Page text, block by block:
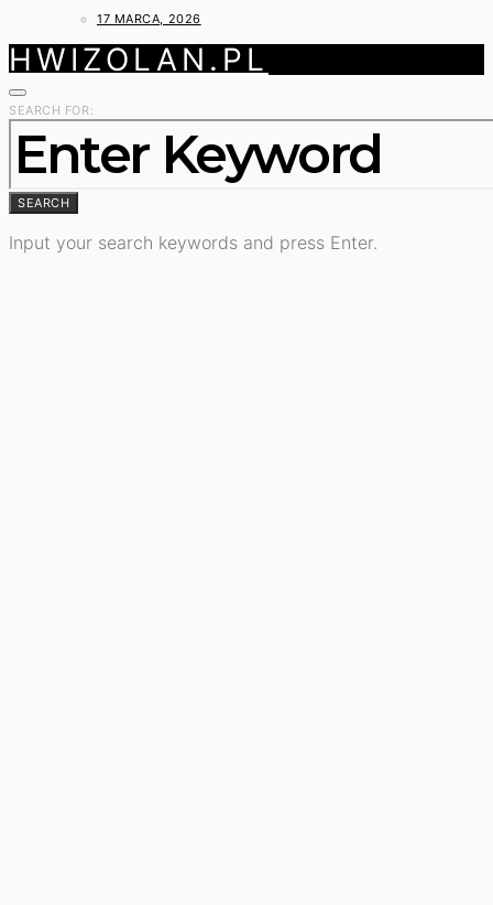
17 MARCA, 2026
HWIZOLAN.PL
SEARCH FOR:
SEARCH
Input your search keywords and press Enter.